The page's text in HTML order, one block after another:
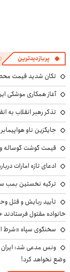
پربازدیدترین
تکان شدید قیمت محصولات
آغاز همکاری موشکی
تذکر رهبر انقلاب به
جایگزین ناو
قیمت گوشت گوساله و گوسفند
ادعای تازه امارات
ترکیه نخستین بمب
تأیید ربایش و قتل
خانواده مقتول
سخنگوی سپاه «شرط
ونس مدعی شد: ایران
وضع نخواهد کرد!